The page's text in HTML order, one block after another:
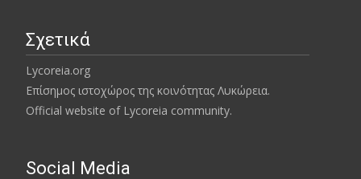
Σχετικά
Lycoreia.org
Επίσημος ιστοχώρος της κοινότητας Λυκώρεια.
Official website of Lycoreia community.
Social Media